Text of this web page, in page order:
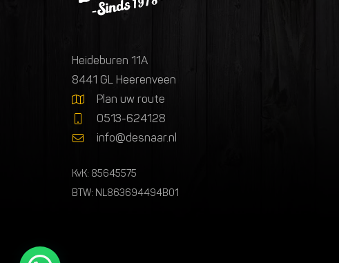
Heideburen 11A
8441 GL Heerenveen
Plan uw route
0513-624128
info@desnaar.nl
KvK: 85645575
BTW: NL863694494B01